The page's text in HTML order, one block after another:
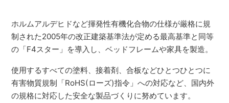
ホルムアルデヒドなど揮発性有機化合物の仕様が厳格に規
制された2005年の改正建築基準法が定める最高基準と同等
の「F4スター」を導入し、ベッドフレームや家具を製造。
使用するすべての塗料、接着剤、合板などひとつひとつに
有害物質規制「RoHS(ローズ)指令」への対応など、国内外
の規格に対応した安全な製品づくりに努めています。